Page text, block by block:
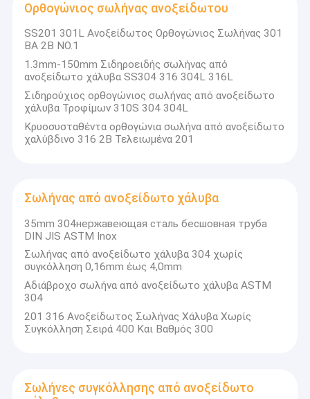
Ορθογώνιος σωλήνας ανοξείδωτου
SS201 301L Ανοξείδωτος Ορθογώνιος Σωλήνας 301
BA 2B NO.1
1.3mm-150mm Σιδηροειδής σωλήνας από
ανοξείδωτο χάλυβα SS304 316 304L 316L
Σιδηρούχιος ορθογώνιος σωλήνας από ανοξείδωτο
χάλυβα Τροφίμων 310S 304 304L
Κρυοσυσταθέντα ορθογώνια σωλήνα από ανοξείδωτο
χαλύβδινο 316 2B Τελειωμένα 201
Σωλήνας από ανοξείδωτο χάλυβα
35mm 304нержавеющая сталь бесшовная труба
DIN JIS ASTM Inox
Σωλήνας από ανοξείδωτο χάλυβα 304 χωρίς
συγκόλληση 0,16mm έως 4,0mm
Αδιάβροχο σωλήνα από ανοξείδωτο χάλυβα ASTM
304
201 316 Ανοξείδωτος Σωλήνας Χάλυβα Χωρίς
Συγκόλληση Σειρά 400 Και Βαθμός 300
Σωλήνες συγκόλλησης από ανοξείδωτο